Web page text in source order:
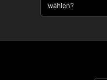
wählen?